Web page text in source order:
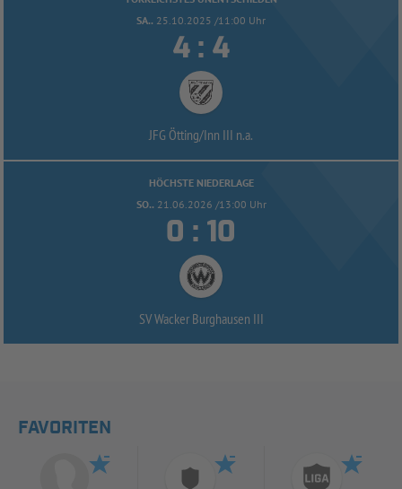
SA.. 25.10.2025 /11:00 Uhr
 : 
JFG Ötting/Inn III n.a.
HÖCHSTE NIEDERLAGE
SO.. 21.06.2026 /13:00 Uhr
 : 
SV Wacker Burghausen III
FAVORITEN